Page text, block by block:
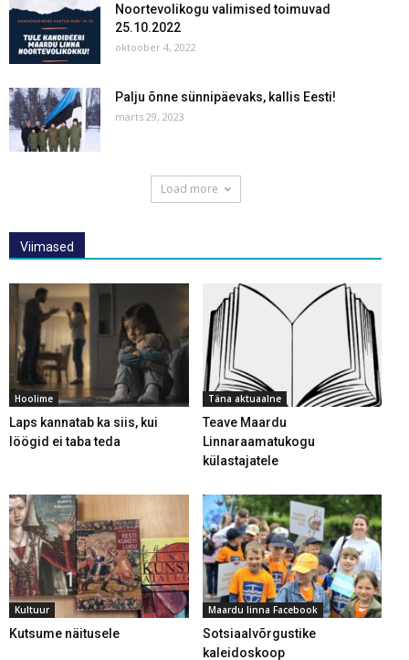
Noortevolikogu valimised toimuvad
25.10.2022
oktoober 4, 2022
Palju õnne sünnipäevaks, kallis Eesti!
märts 29, 2023
Load more
Viimased
Hoolime
Laps kannatab ka siis, kui
löögid ei taba teda
Täna aktuaalne
Teave Maardu
Linnaraamatukogu
külastajatele
Kultuur
Kutsume näitusele
Maardu linna Facebook
Sotsiaalvõrgustike
kaleidoskoop